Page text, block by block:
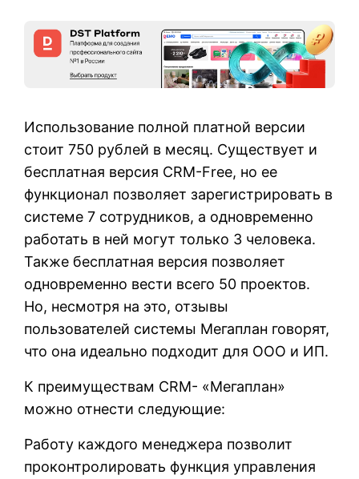
Использование полной платной версии
стоит 750 рублей в месяц. Существует и
бесплатная версия CRM-Free, но ее
функционал позволяет зарегистрировать в
системе 7 сотрудников, а одновременно
работать в ней могут только 3 человека.
Также бесплатная версия позволяет
одновременно вести всего 50 проектов.
Но, несмотря на это, отзывы
пользователей системы Мегаплан говорят,
что она идеально подходит для ООО и ИП.
К преимуществам CRM- «Мегаплан»
можно отнести следующие:
Работу каждого менеджера позволит
проконтролировать функция управления